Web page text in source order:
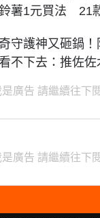
薯1元買法 21
守護神又砸鍋
不下去：推佐佐
是廣告 請繼續往下
是廣告 請繼續往下